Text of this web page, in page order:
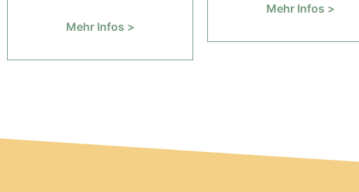
Mehr Infos >
Mehr Infos >